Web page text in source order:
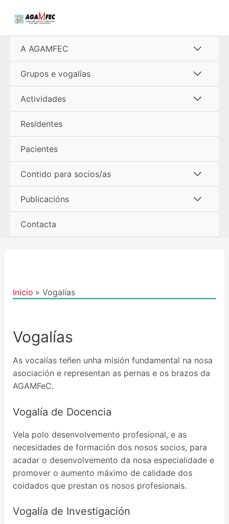
A AGAMFEC
menú
Grupos e vogalías
menú
Actividades
Residentes
Pacientes
Contido para socios/as
menú
Publicacións
Contacta
Inicio Vogalías
Vogalías
As vocalías teñen unha misión fundamental na nosa
asociación e representan as pernas e os brazos da
AGAMFeC.
Vogalía de Docencia
Vela polo desenvolvemento profesional, e as
necesidades de formación dos nosos socios, para
acadar o desenvolvemento da nosa especialidade e
promover o aumento máximo de calidade dos
coidados que prestan os nosos profesionais.
Vogalía de Investigación